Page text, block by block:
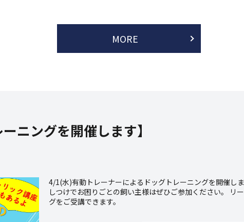
MORE
ニングを開催します】
4/1(水)有動トレーナーによるドッグトレーニングを開催し
しつけでお困りごとの飼い主様はぜひご参加ください。 リ
グをご受講できます。